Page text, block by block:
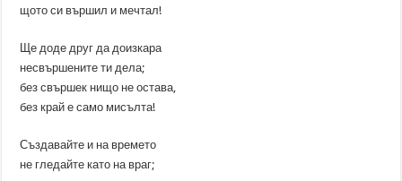
щото си вършил и мечтал!
Ще доде друг да доизкара
несвършените ти дела;
без свършек нищо не остава,
без край е само мисълта!
Създавайте и на времето
не гледайте като на враг;